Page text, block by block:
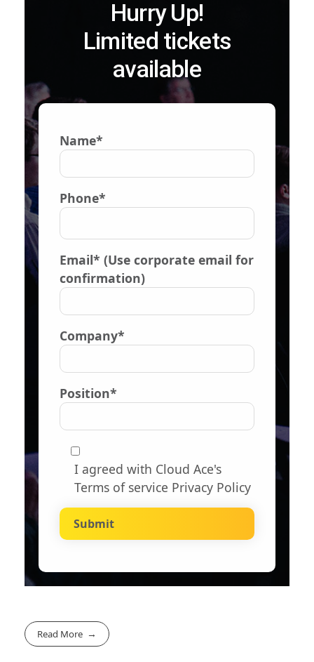
Hurry Up!
Limited tickets
available
Name*
Phone*
Email* (Use corporate email for
confirmation)
Company*
Position*
I agreed with Cloud Ace's
Terms of service Privacy Policy
Read More